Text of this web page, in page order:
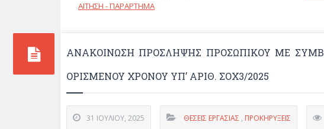
ΑΙΤΗΣΗ - ΠΑΡΑΡΤΗΜΑ
ΑΝΑΚΟΙΝΩΣΗ ΠΡΟΣΛΗΨΗΣ ΠΡΟΣΩΠΙΚΟΥ ΜΕ
ΟΡΙΣΜΕΝΟΥ ΧΡΟΝΟΥ ΥΠ’ ΑΡΙΘ. ΣΟΧ3/2025
31 ΙΟΥΛΊΟΥ, 2025 ΘΈΣΕΙΣ ΕΡΓΑΣΊΑΣ , ΠΡΟΚΗΡΎΞΕΙΣ